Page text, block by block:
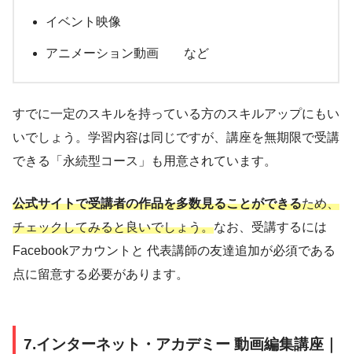
イベント映像
アニメーション動画 など
すでに一定のスキルを持っている方のスキルアップにもい
いでしょう。学習内容は同じですが、講座を無期限で受講
できる「永続型コース」も用意されています。
公式サイトで受講者の作品を多数見ることができるため、
チェックしてみると良いでしょう。なお、受講するには
Facebookアカウントと 代表講師の友達追加が必須である
点に留意する必要があります。
7.インターネット・アカデミー 動画編集講座｜